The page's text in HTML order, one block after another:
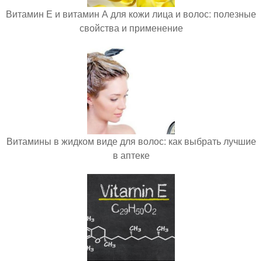
Витамин Е и витамин А для кожи лица и волос: полезные
свойства и применение
Витамины в жидком виде для волос: как выбрать лучшие
в аптеке